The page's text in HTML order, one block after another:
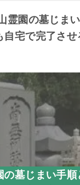
霊園の墓じま
自宅で完了させ
の墓じまい手